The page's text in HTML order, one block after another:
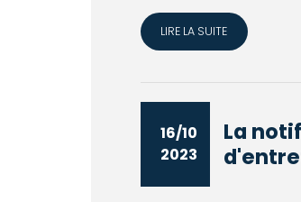
LIRE LA SUITE
16/10
2023
La